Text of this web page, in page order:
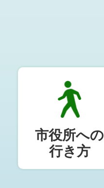
市役所への
行き方